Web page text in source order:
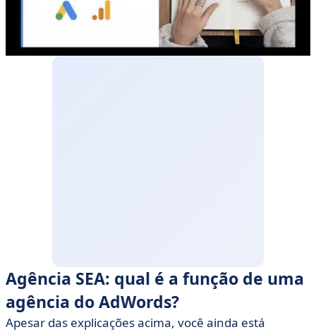
Agência SEA: qual é a função de uma
agência do AdWords?
Apesar das explicações acima, você ainda está